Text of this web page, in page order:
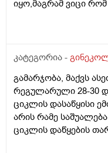
იყო,მაგრამ ვიცი
ვფოქრობ რადგანაც
ჩვეულებრივ 3-4
მალევე ვირუსი
შეგრძნებაც მქონდა.
ტესტი,უარყოფითი
რამოდენიმე დღე
ველოდები,მაგრამ არ
კატეგორია -
გამარჯობა, მაქვს
რეგულარული 28-30
ციკლის დასაწყისი
არის რამე
ციკლის დაწყების